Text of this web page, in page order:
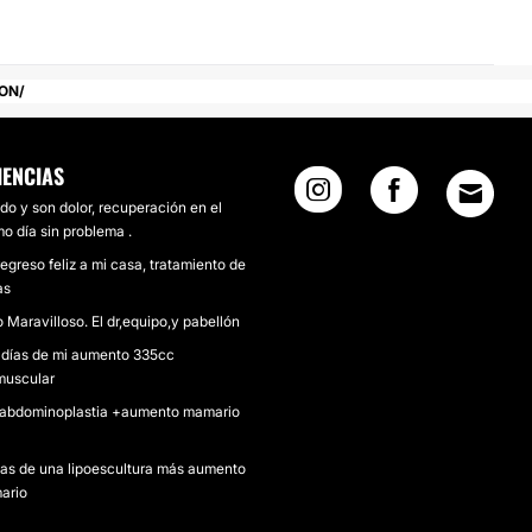
y son dolor, recuperación en el
día sin problema .
feliz a mi casa, tratamiento de
Maravilloso. El dr,equipo,y pabellón
días de mi aumento 335cc
+aumento mamario
de una lipoescultura más aumento